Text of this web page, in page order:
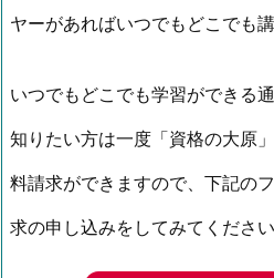
ヤーがあればいつでもどこでも講
いつでもどこでも学習ができる
知りたい方は一度「資格の大原
料請求ができますので、下記の
求の申し込みをしてみてください